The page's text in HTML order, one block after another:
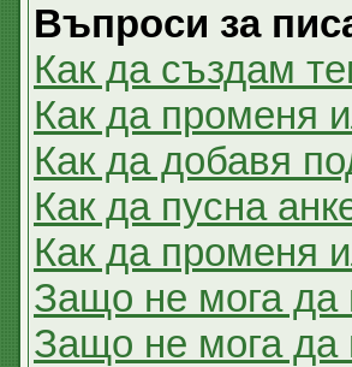
Въпроси за
Как да създам
Как да променя
Как да добавя
Как да пусна
Как да променя
Защо не мога
Защо не мога да